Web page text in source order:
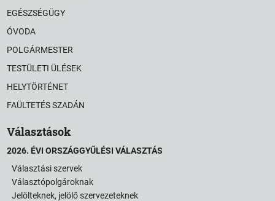
EGÉSZSÉGÜGY
ÓVODA
POLGÁRMESTER
TESTÜLETI ÜLÉSEK
HELYTÖRTÉNET
FAÜLTETÉS SZADÁN
Választások
2026. ÉVI ORSZÁGGYŰLÉSI VÁLASZTÁS
Választási szervek
Választópolgároknak
Jelölteknek, jelölő szervezeteknek